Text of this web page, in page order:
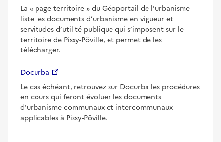
La
page territoire
du Géoportail de l’urbanisme
liste les documents d’urbanisme en vigueur et
servitudes d’utilité publique qui s’imposent sur le
territoire de Pissy-Pôville, et permet de les
télécharger.
Docurba
Le cas échéant, retrouvez sur Docurba les procédures
en cours qui feront évoluer les documents
d'urbanisme communaux et intercommunaux
applicables à Pissy-Pôville.